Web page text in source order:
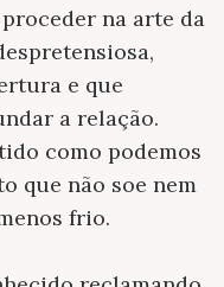
na arte da
e que
a relação.
como podemos
que não soe nem
frio.